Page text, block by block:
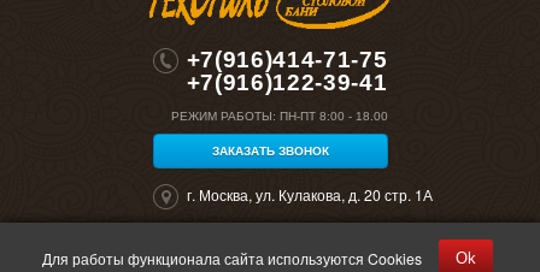
+7(916)414-71-75
+7(916)122-39-41
РЕЖИМ РАБОТЫ: ПН-ПТ 8:00 - 18.00
ЗАКАЗАТЬ ЗВОНОК
г. Москва, ул. Кулакова, д. 20 стр. 1А
Для работы функционала сайта используются Cookies Ok